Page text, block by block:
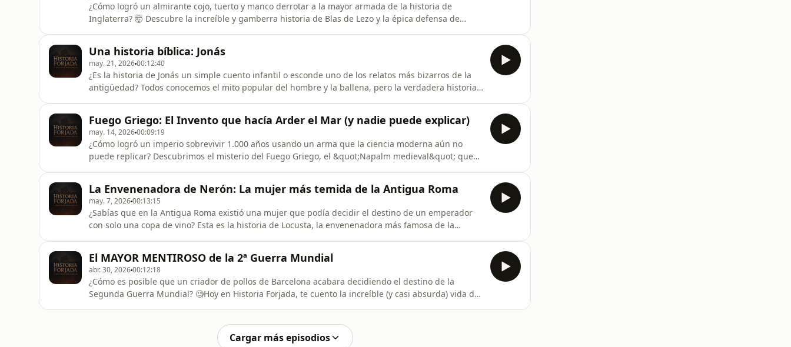
¿Cómo logró un almirante cojo, tuerto y manco derrotar a la mayor armada de la historia de
Inglaterra? 🤯 Descubre la increíble y gamberra historia de Blas de Lezo y la épica defensa de
en este viaje al siglo XVIII para conoc
Una historia bíblica: Jonás
may. 21, 202600:12:40
¿Es la historia de Jonás un simple cuento infantil o esconde uno de los relatos más bizarros de la
antigüedad? Todos conocemos el mito popular del hombre y la ballena, pero la verdadera historia
el Libro de Jon
Fuego Griego: El Invento que hacía Arder el Mar (y nadie puede explicar)
may. 14, 202600:09:19
¿Cómo logró un imperio sobrevivir 1.000 años usando un arma que la ciencia moderna aún no
puede replicar? Descubrimos el misterio del Fuego Griego, el &quot;Napalm medieval&quot; que
qué la receta desapareció p
La Envenenadora de Nerón: La mujer más temida de la Antigua Roma
may. 7, 202600:13:15
¿Sabías que en la Antigua Roma existió una mujer que podía decidir el destino de un emperador
con solo una copa de vino? Esta es la historia de Locusta, la envenenadora más famosa de la
convicta condenada a mue
El MAYOR MENTIROSO de la 2ª Guerra Mundial
abr. 30, 202600:12:18
¿Cómo es posible que un criador de pollos de Barcelona acabara decidiendo el destino de la
Segunda Guerra Mundial? 🧐Hoy en Historia Forjada, te cuento la increíble (y casi absurda) vida de
Cargar más episodios